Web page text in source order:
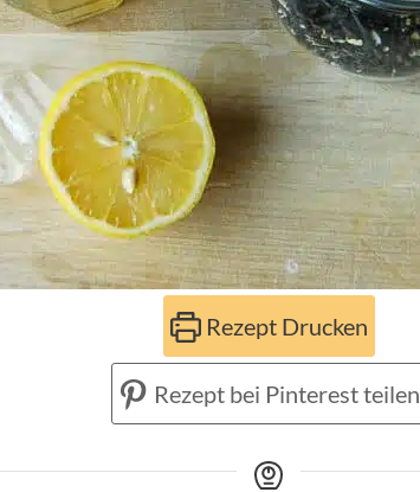
Rezept Drucken
Rezept bei Pinterest teilen